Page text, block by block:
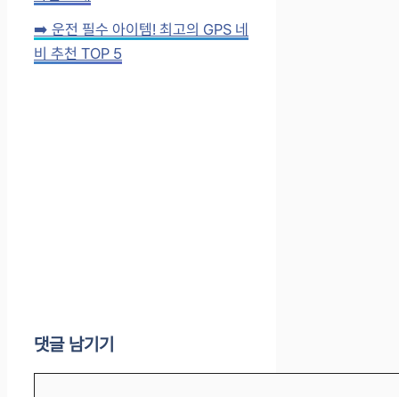
➡️ 운전 필수 아이템! 최고의 GPS 네
비 추천 TOP 5
댓글 남기기